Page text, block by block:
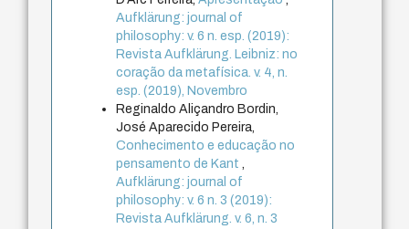
Aufklärung: journal of
philosophy: v. 6 n. esp. (2019):
Revista Aufklärung. Leibniz: no
coração da metafísica. v. 4, n.
esp. (2019), Novembro
Reginaldo Aliçandro Bordin,
José Aparecido Pereira,
Conhecimento e educação no
pensamento de Kant,
Aufklärung: journal of
philosophy: v. 6 n. 3 (2019):
Revista Aufklärung. v. 6, n. 3